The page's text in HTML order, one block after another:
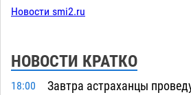
Новости smi2.ru
НОВОСТИ КРАТКО
18:00
Завтра астраханцы